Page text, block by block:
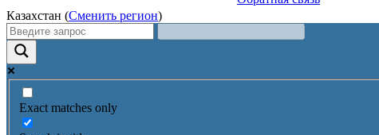
Казахстан (Сменить регион)
Exact matches only